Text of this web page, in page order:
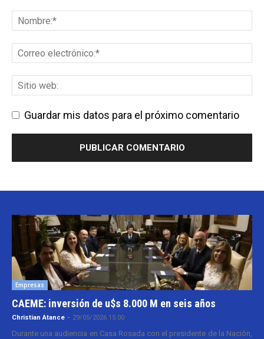
Guardar mis datos para el próximo comentario
Empresas
CAEME: inversión de u$s 8.000 M en seis años
Christian Atance - 29/05/2026 15:00
Durante una audiencia en Casa Rosada con el presidente de la Nación,